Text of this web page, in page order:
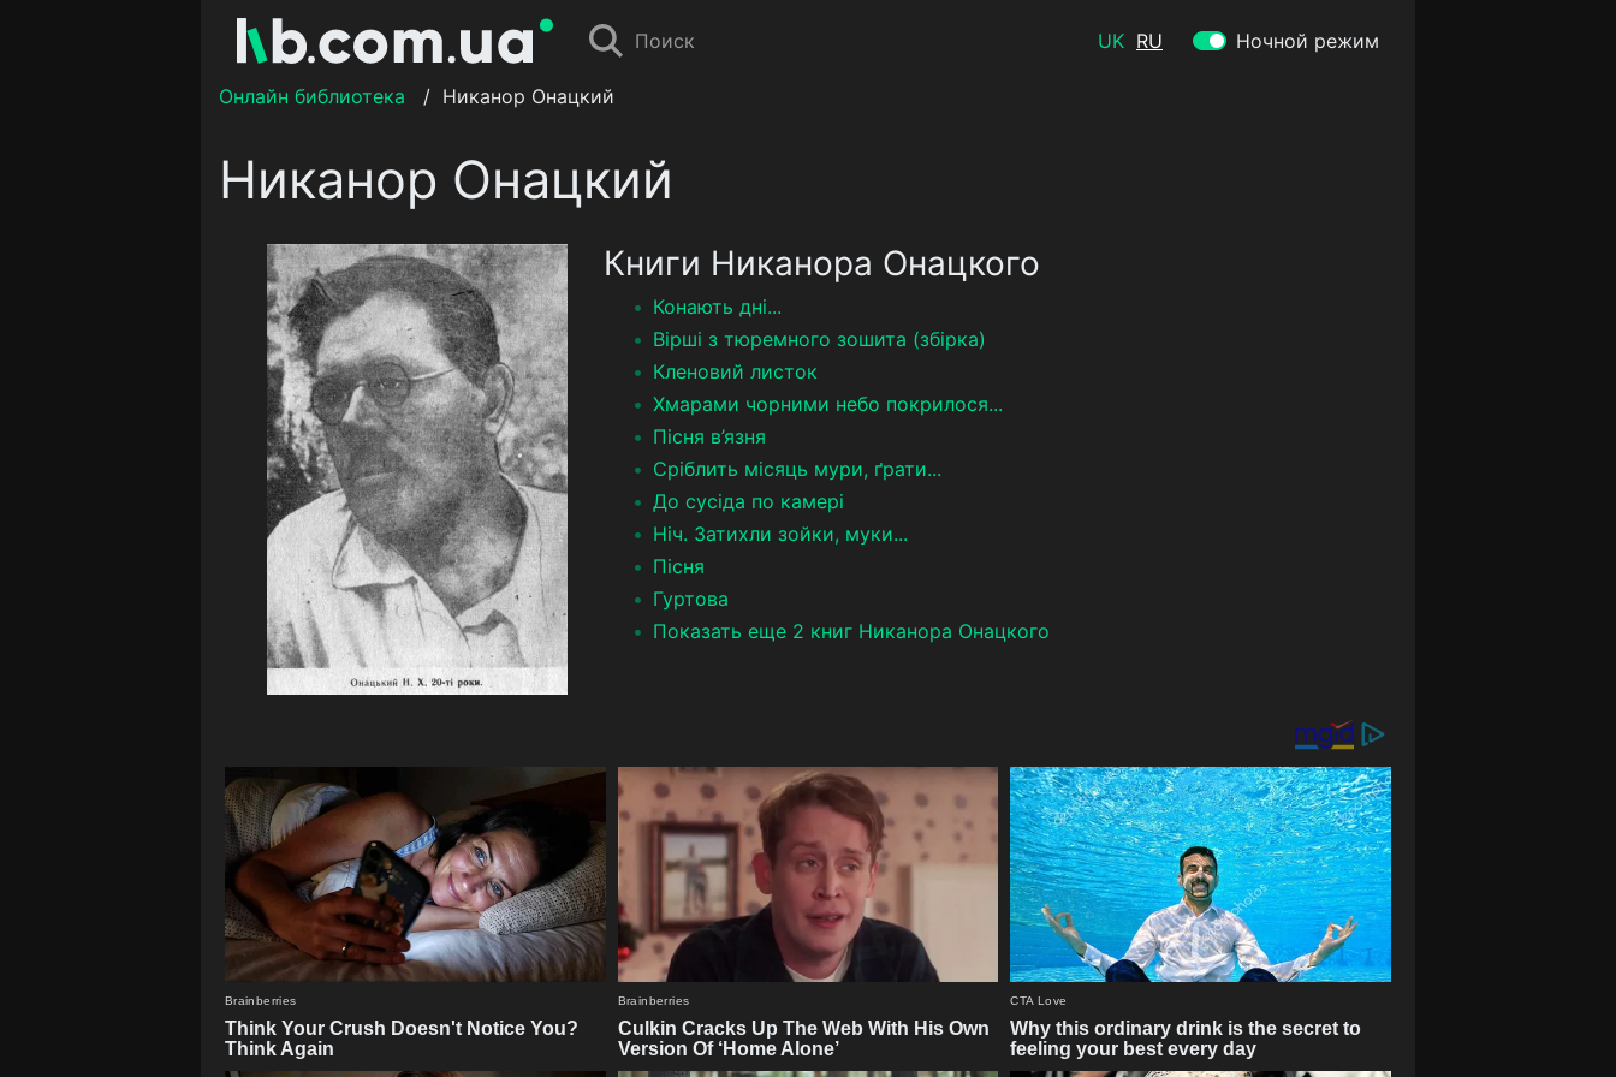
Поиск UK RU Ночной режим
Онлайн библиотека / Никанор Онацкий
Никанор Онацкий
Книги Никанора Онацкого
Конають дні...
Вірші з тюремного зошита (збірка)
Кленовий листок
Хмарами чорними небо покрилося...
Пісня в’язня
Сріблить місяць мури, ґрати...
До сусіда по камері
Ніч. Затихли зойки, муки...
Пісня
Гуртова
Показать еще 2 книг Никанора Онацкого